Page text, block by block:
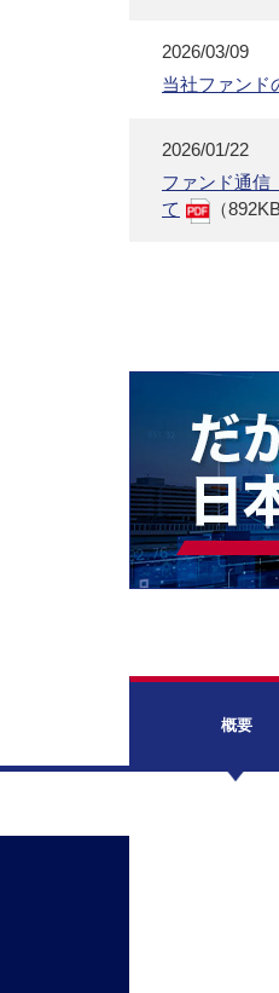
2026/03/09
当社ファンド
2026/01/22
ファンド通信
て
（892KB
概要